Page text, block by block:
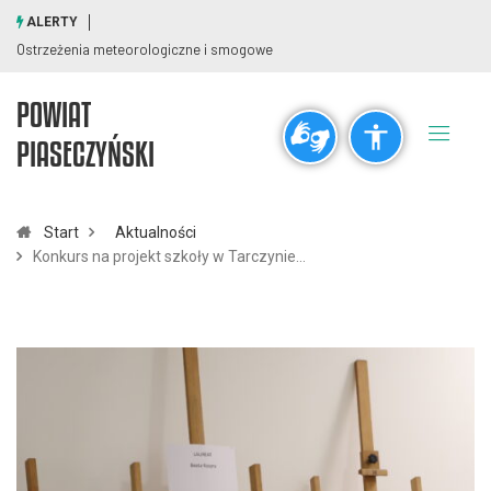
visibility_off title
Rozdzielczość
remove_circle_outline add_circle_outline
ALERTY
Ostrzeżenia meteorologiczne i smogowe
POWIAT
PIASECZYŃSKI
Start
Aktualności
Konkurs na projekt szkoły w Tarczynie…